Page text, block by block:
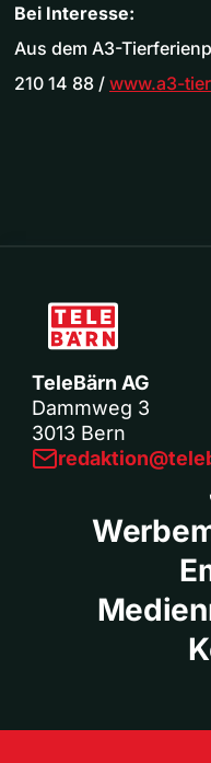
Bei Interesse:
Aus dem A3-
210 14 88 / www.a3-
TeleBärn AG
Dammweg 3
3013 Bern